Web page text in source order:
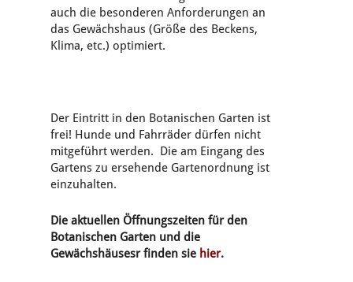
auch die besonderen Anforderungen an
das Gewächshaus (Größe des Beckens,
Klima, etc.) optimiert.
Der Eintritt in den Botanischen Garten ist
frei! Hunde und Fahrräder dürfen nicht
mitgeführt werden. Die am Eingang des
Gartens zu ersehende Gartenordnung ist
einzuhalten.
Die aktuellen Öffnungszeiten für den
Botanischen Garten und die
Gewächshäusesr finden sie hier.